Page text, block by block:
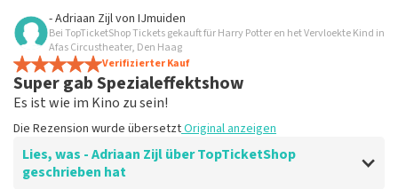
Bewertung von Karin van Thienen über
es lief sehr reibungslos
Die Tickets waren einfach zu buchen
Die Rezension wurde übersetztOriginal anzeigen
- Adriaan Zijlvon IJmuiden
Bei TopTicketShop Tickets gekauft für Harry Potter en het Vervloekte Kind in
Afas Circustheater, Den Haag
Verifizierter Kauf
Super gab Spezialeffektshow
Es ist wie im Kino zu sein!
Die Rezension wurde übersetztOriginal anzeigen
Lies, was - Adriaan Zijl über TopTicketShop
geschrieben hat